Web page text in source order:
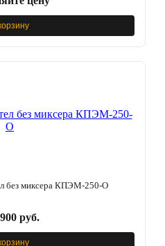
без миксера КПЭМ-250-O
руб.